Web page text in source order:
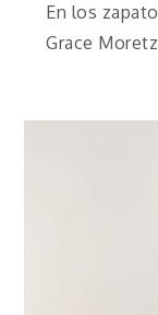
En los
Grace